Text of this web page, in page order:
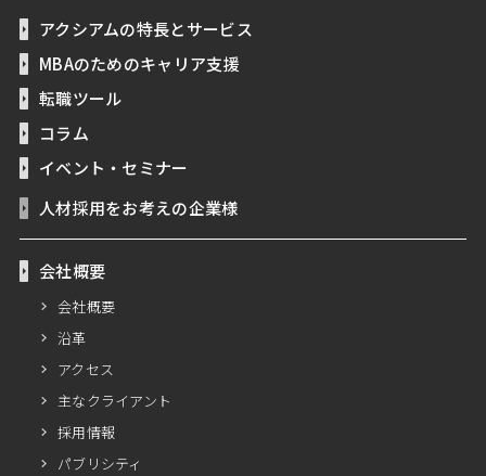
アクシアムの特長とサービス
MBAのためのキャリア支援
転職ツール
コラム
イベント・セミナー
人材採用をお考えの企業様
会社概要
会社概要
沿革
アクセス
主なクライアント
採用情報
パブリシティ